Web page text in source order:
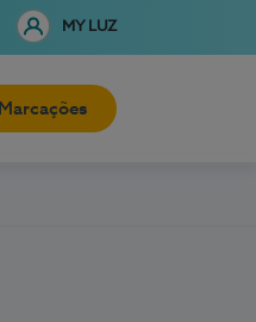
MY LUZ
Marcações